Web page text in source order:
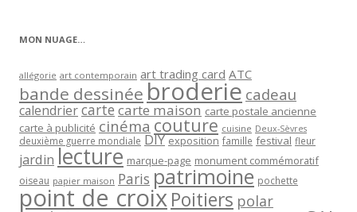
MON NUAGE…
allégorie art contemporain art trading card ATC
bande dessinée broderie cadeau
calendriercartecarte maison carte postale ancienne
carte à publicité cinéma couture cuisine Deux-Sèvres
deuxième guerre mondiale DIY exposition famille festival fleur
jardin lecture marque-page monument commémoratif
oiseau papier maison Paris patrimoine pochette
point de croixPoitiers polar